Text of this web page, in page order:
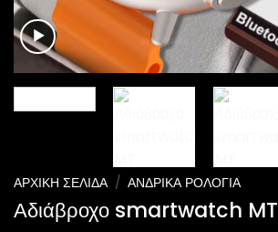
ΑΡΧΙΚΉ ΣΕΛΊΔΑ / ΑΝΔΡΙΚΆ ΡΟΛΌΓΙΑ
Αδιάβροχο smartwatch MT